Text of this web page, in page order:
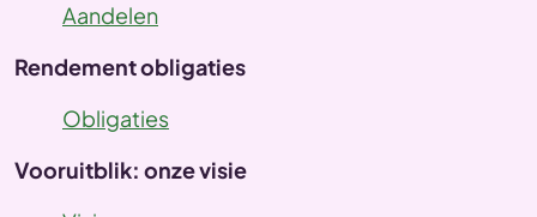
Aandelen
Rendement obligaties
Obligaties
Vooruitblik: onze visie